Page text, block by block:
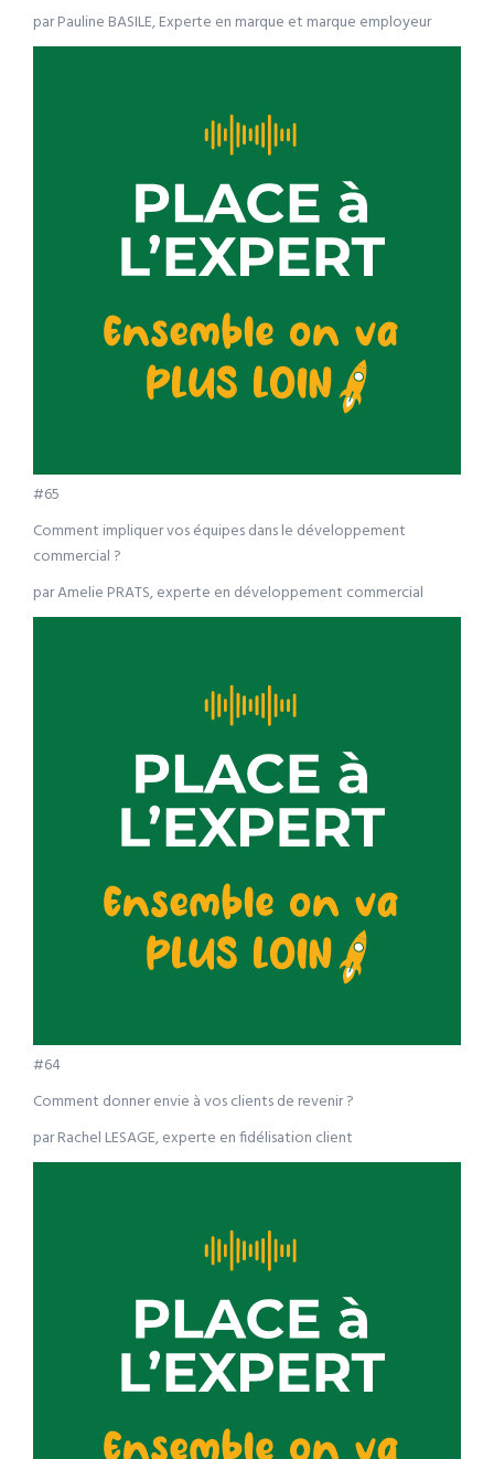
par Pauline BASILE, Experte en marque et marque employeur
#65
Comment impliquer vos équipes dans le développement
commercial ?
par Amelie PRATS, experte en développement commercial
#64
Comment donner envie à vos clients de revenir ?
par Rachel LESAGE, experte en fidélisation client